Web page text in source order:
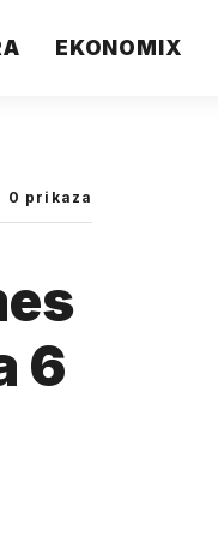
EKONOMIX
0 prikaza
6